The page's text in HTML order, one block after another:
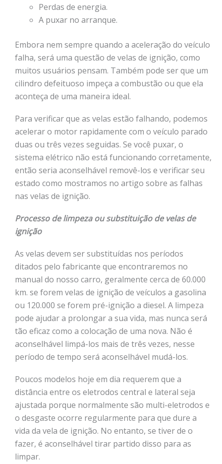
Perdas de energia.
A puxar no arranque.
Embora nem sempre quando a aceleração do veículo
falha, será uma questão de velas de ignição, como
muitos usuários pensam. Também pode ser que um
cilindro defeituoso impeça a combustão ou que ela
aconteça de uma maneira ideal.
Para verificar que as velas estão falhando, podemos
acelerar o motor rapidamente com o veículo parado
duas ou três vezes seguidas. Se você puxar, o
sistema elétrico não está funcionando corretamente,
então seria aconselhável removê-los e verificar seu
estado como mostramos no artigo sobre as falhas
nas velas de ignição.
Processo de limpeza ou substituição de velas de
ignição
As velas devem ser substituídas nos períodos
ditados pelo fabricante que encontraremos no
manual do nosso carro, geralmente cerca de 60.000
km. se forem velas de ignição de veículos a gasolina
ou 120.000 se forem pré-ignição a diesel. A limpeza
pode ajudar a prolongar a sua vida, mas nunca será
tão eficaz como a colocação de uma nova. Não é
aconselhável limpá-los mais de três vezes, nesse
período de tempo será aconselhável mudá-los.
Poucos modelos hoje em dia requerem que a
distância entre os eletrodos central e lateral seja
ajustada porque normalmente são multi-eletrodos e
o desgaste ocorre regularmente para que dure a
vida da vela de ignição. No entanto, se tiver de o
fazer, é aconselhável tirar partido disso para as
limpar.